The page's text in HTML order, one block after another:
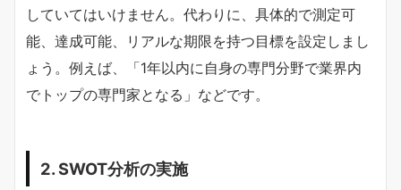
していてはいけません。代わりに、具体的で測定可
能、達成可能、リアルな期限を持つ目標を設定しまし
ょう。例えば、「1年以内に自身の専門分野で業界内
でトップの専門家となる」などです。
2. SWOT分析の実施